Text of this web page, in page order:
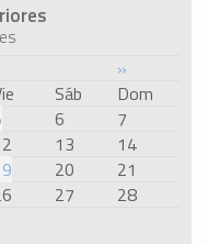
»
Sáb
Dom
6
7
13
14
20
21
27
28